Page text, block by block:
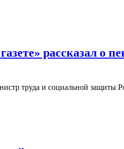
рассказал о
труда и социальной